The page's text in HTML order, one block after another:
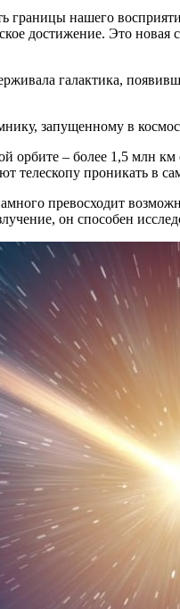
границы нашего
достижение. Это
галактика,
запущенному в
орбите – более 1,5 млн
телескопу проникать в
превосходит
он способен